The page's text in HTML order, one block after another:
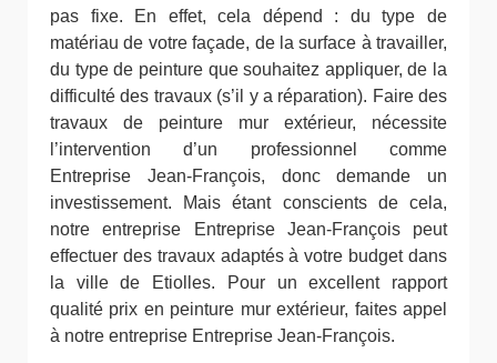
pas fixe. En effet, cela dépend : du type de
matériau de votre façade, de la surface à travailler,
du type de peinture que souhaitez appliquer, de la
difficulté des travaux (s’il y a réparation). Faire des
travaux de peinture mur extérieur, nécessite
l’intervention d’un professionnel comme
Entreprise Jean-François, donc demande un
investissement. Mais étant conscients de cela,
notre entreprise Entreprise Jean-François peut
effectuer des travaux adaptés à votre budget dans
la ville de Etiolles. Pour un excellent rapport
qualité prix en peinture mur extérieur, faites appel
à notre entreprise Entreprise Jean-François.